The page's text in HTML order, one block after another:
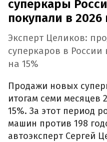
суперкары
покупали в 2026
Эксперт Целиков:
суперкаров в России
на 15%
Продажи новых
итогам семи месяцев
15%. За этот период
машин против 198
автоэксперт Сергей